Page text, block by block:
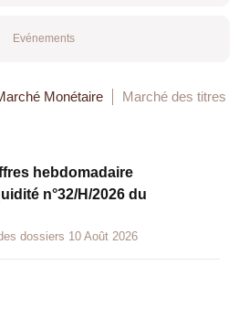
Evénements
Monétaire Marché des titres
hebdomadaire
n°32/H/2026 du
dossiers 10 Août 2026